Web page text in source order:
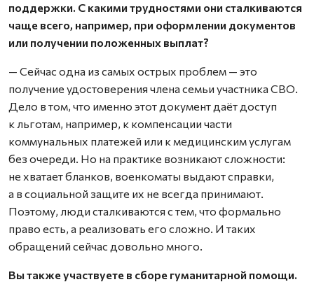
поддержки. С какими трудностями они сталкиваются
чаще всего, например, при оформлении документов
или получении положенных выплат?
— Сейчас одна из самых острых проблем — это
получение удостоверения члена семьи участника СВО.
Дело в том, что именно этот документ даёт доступ
к льготам, например, к компенсации части
коммунальных платежей или к медицинским услугам
без очереди. Но на практике возникают сложности:
не хватает бланков, военкоматы выдают справки,
а в социальной защите их не всегда принимают.
Поэтому, люди сталкиваются с тем, что формально
право есть, а реализовать его сложно. И таких
обращений сейчас довольно много.
Вы также участвуете в сборе гуманитарной помощи.